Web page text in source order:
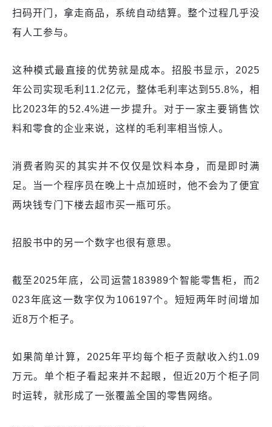
扫码开门，拿走商品，系统自动结算。整个过程几乎没
有人工参与。
这种模式最直接的优势就是成本。招股书显示，2025
年公司实现毛利11.2亿元，整体毛利率达到55.8%，相
比2023年的52.4%进一步提升。对于一家主要销售饮
料和零食的企业来说，这样的毛利率相当惊人。
消费者购买的其实并不仅仅是饮料本身，而是即时满
足。当一个程序员在晚上十点加班时，他不会为了便宜
两块钱专门下楼去超市买一瓶可乐。
招股书中的另一个数字也很有意思。
截至2025年底，公司运营183989个智能零售柜，而2
023年底这一数字仅为106197个。短短两年时间增加
近8万个柜子。
如果简单计算，2025年平均每个柜子贡献收入约1.09
万元。单个柜子看起来并不起眼，但近20万个柜子同
时运转，就形成了一张覆盖全国的零售网络。